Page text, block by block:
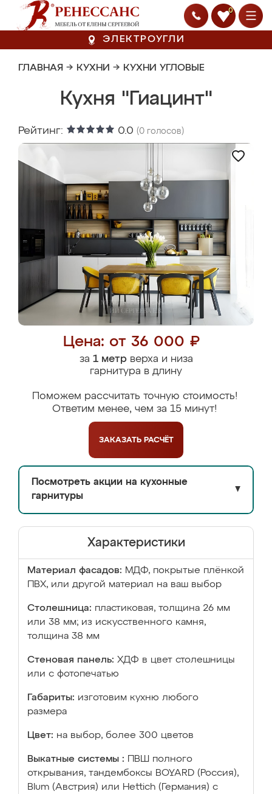
0
ЭЛЕКТРОУГЛИ
ГЛАВНАЯ → КУХНИ → КУХНИ УГЛОВЫЕ
Кухня "Гиацинт"
Рейтинг: 0.0 (0 голосов)
Цена: от 36 000 ₽
за 1 метрверха и низа
гарнитура в длину
Поможем рассчитать точную стоимость!
Ответим менее, чем за 15 минут!
ЗАКАЗАТЬ РАСЧЁТ
Посмотреть акции на кухонные
гарнитуры
▼
Характеристики
Материал фасадов: МДФ, покрытые плёнкой
ПВХ, или другой материал на ваш выбор
Столешница: пластиковая, толщина 26 мм
или 38 мм; из искусственного камня,
толщина 38 мм
Стеновая панель: ХДФ в цвет столешницы
или с фотопечатью
Габариты: изготовим кухню любого
размера
Цвет: на выбор, более 300 цветов
Выкатные системы :
ПВШ полного
открывания, тандембоксы BOYARD (Россия),
Blum (Австрия) или Hettich (Германия) с